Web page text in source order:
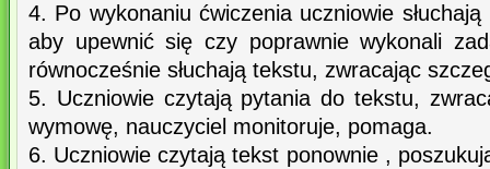
4. Po wykonaniu ćwiczenia uczniowie
aby upewnić się czy poprawnie wykonali
równocześnie słuchają tekstu, zwracając
5. Uczniowie czytają pytania do tekstu,
wymowę, nauczyciel monitoruje, pomaga.
6. Uczniowie czytają tekst ponownie ,